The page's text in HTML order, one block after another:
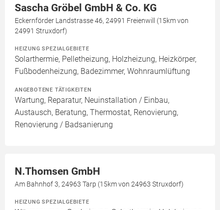
Sascha Gröbel GmbH & Co. KG
Eckernförder Landstrasse 46, 24991 Freienwill (15km von
24991 Struxdorf)
HEIZUNG SPEZIALGEBIETE
Solarthermie, Pelletheizung, Holzheizung, Heizkörper,
Fußbodenheizung, Badezimmer, Wohnraumlüftung
ANGEBOTENE TÄTIGKEITEN
Wartung, Reparatur, Neuinstallation / Einbau,
Austausch, Beratung, Thermostat, Renovierung,
Renovierung / Badsanierung
N.Thomsen GmbH
Am Bahnhof 3, 24963 Tarp (15km von 24963 Struxdorf)
HEIZUNG SPEZIALGEBIETE